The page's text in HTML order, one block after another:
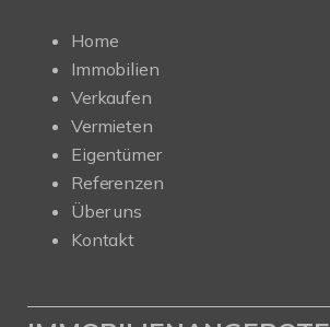
Home
Immobilien
Verkaufen
Vermieten
Eigentümer
Referenzen
Über uns
Kontakt